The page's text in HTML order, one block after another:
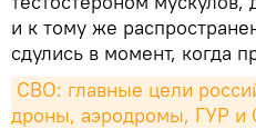
и к тому же
сдулись в момент, когда
СВО: главные цели
дроны, аэродромы, ГУР и